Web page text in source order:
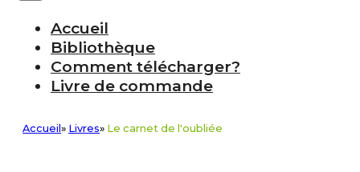
Accueil
Bibliothèque
Comment télécharger?
Livre de commande
Accueil » Livres» Le carnet de l'oubliée